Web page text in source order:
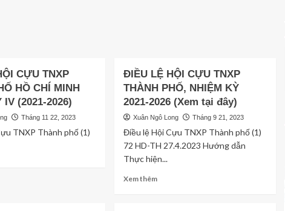
CỰU TNXP
HỒ CHÍ MINH
IV (2021-2026)
Tháng 11 22, 2023
TNXP Thành phố (1)
ĐIỀU LỆ HỘI CỰU TNXP
THÀNH PHỐ, NHIỆM KỲ
2021-2026 (Xem tại đây)
Xuân Ngô Long Tháng 9 21, 2023
Điều lệ Hội Cựu TNXP Thành phố (1)
72 HD-TH 27.4.2023 Hướng dẫn
Thực hiện...
Xem thêmRead